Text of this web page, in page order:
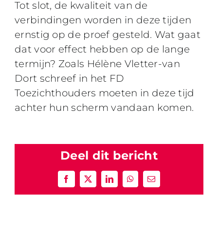
Tot slot, de kwaliteit van de
verbindingen worden in deze tijden
ernstig op de proef gesteld. Wat gaat
dat voor effect hebben op de lange
termijn? Zoals Hélène Vletter-van
Dort schreef in het FD
Toezichthouders moeten in deze tijd
achter hun scherm vandaan komen.
Deel dit bericht
Facebook
X LinkedInWhatsApp
E-
mail